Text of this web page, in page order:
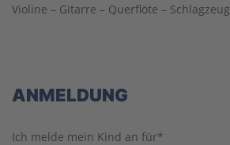
Violine – Gitarre – Querflöte – Schlagzeug
ANMELDUNG
Ich melde mein Kind an für*